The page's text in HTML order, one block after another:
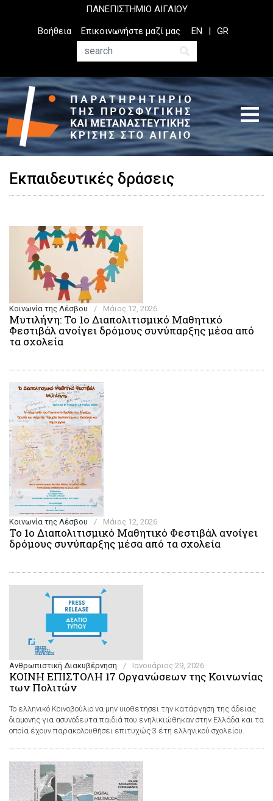
ΠΑΝΕΠΙΣΤΗΜΙΟ ΑΙΓΑΙΟΥ
Top
Header
Βοήθεια
Επικοινωνήστε μαζί μας
Αναζήτηση
EN GR
Εκπαιδευτικές δράσεις
Κοινωνία της Λέσβου / Μάιος 12, 2026
Μυτιλήνη: Το 1ο Διαπολιτισμικό Μαθητικό
Φεστιβάλ ανοίγει δρόμους συνύπαρξης μέσα από
τα σχολεία
Κοινωνία της Λέσβου / Μάιος 12, 2026
Το 1ο Διαπολιτισμικό Μαθητικό Φεστιβάλ ανοίγει
δρόμους συνύπαρξης μέσα από τα σχολεία
Ανθρωπιστική Διακυβέρνηση / Ιανουάριος 29, 2026
ΚΟΙΝΗ ΕΠΙΣΤΟΛΗ 17 Οργανώσεων της Κοινωνίας
των Πολιτών
Το ελληνικό Κοινοβούλιο να μην υιοθετήσει την κατάργηση της άδειας
διαμονής για ασυνόδευτα παιδιά που ενηλικιώθηκαν στην Ελλάδα και τα
οποία έχουν παρακολουθήσει επιτυχώς 3 έτη ελληνικού σχολείου.